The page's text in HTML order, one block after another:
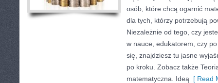
osób, które chcą ogarnić
dla tych, którzy potrzebują
Niezależnie od tego, czy
w nauce, edukatorem, czy
się, znajdziesz tu jasne
po kroku. Zobacz także
matematyczna. Ideą [ Read